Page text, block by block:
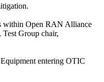
within Open RAN Alliance
Test Group chair,
entering OTIC